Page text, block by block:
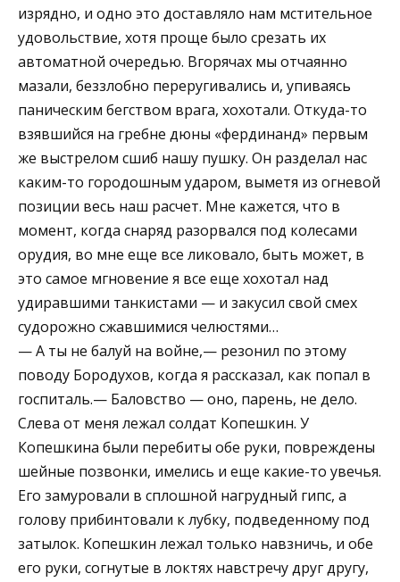
изрядно, и одно это доставляло нам мстительное
удовольствие, хотя проще было срезать их
автоматной очередью. Вгорячах мы отчаянно
мазали, беззлобно переругивались и, упиваясь
паническим бегством врага, хохотали. Откуда-то
взявшийся на гребне дюны «фердинанд» первым
же выстрелом сшиб нашу пушку. Он разделал нас
каким-то городошным ударом, выметя из огневой
позиции весь наш расчет. Мне кажется, что в
момент, когда снаряд разорвался под колесами
орудия, во мне еще все ликовало, быть может, в
это самое мгновение я все еще хохотал над
удиравшими танкистами — и закусил свой смех
судорожно сжавшимися челюстями…
— А ты не балуй на войне,— резонил по этому
поводу Бородухов, когда я рассказал, как попал в
госпиталь.— Баловство — оно, парень, не дело.
Слева от меня лежал солдат Копешкин. У
Копешкина были перебиты обе руки, повреждены
шейные позвонки, имелись и еще какие-то увечья.
Его замуровали в сплошной нагрудный гипс, а
голову прибинтовали к лубку, подведенному под
затылок. Копешкин лежал только навзничь, и обе
его руки, согнутые в локтях навстречу друг другу,